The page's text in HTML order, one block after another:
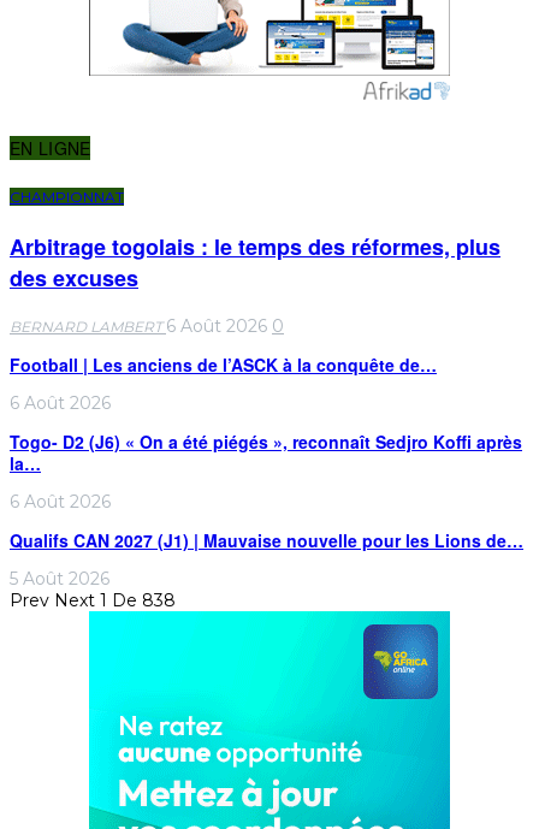
EN LIGNE
CHAMPIONNAT
Arbitrage togolais : le temps des réformes, plus
des excuses
BERNARD LAMBERT6 Août 2026 0
Football | Les anciens de l’ASCK à la conquête de…
6 Août 2026
Togo- D2 (J6) « On a été piégés », reconnaît Sedjro Koffi après
la…
6 Août 2026
Qualifs CAN 2027 (J1) | Mauvaise nouvelle pour les Lions de…
5 Août 2026
Prev Next 1 De 838